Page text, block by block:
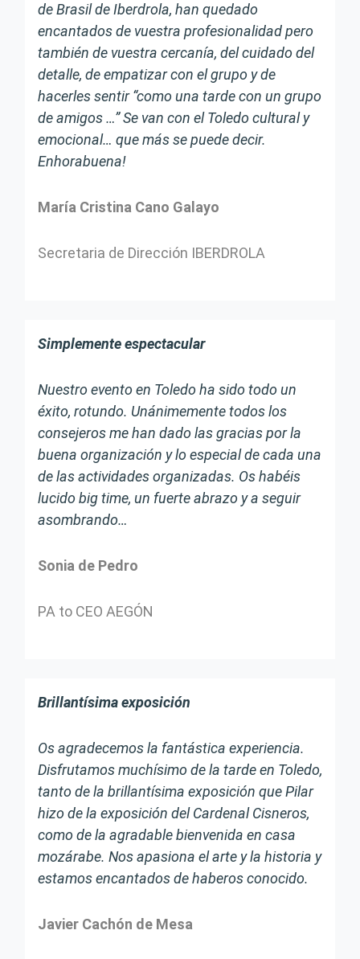
de Brasil de Iberdrola, han quedado
encantados de vuestra profesionalidad pero
también de vuestra cercanía, del cuidado del
detalle, de empatizar con el grupo y de
hacerles sentir “como una tarde con un grupo
de amigos …” Se van con el Toledo cultural y
emocional… que más se puede decir.
Enhorabuena!
María Cristina Cano Galayo
Secretaria de Dirección IBERDROLA
Simplemente espectacular
Nuestro evento en Toledo ha sido todo un
éxito, rotundo. Unánimemente todos los
consejeros me han dado las gracias por la
buena organización y lo especial de cada una
de las actividades organizadas. Os habéis
lucido big time, un fuerte abrazo y a seguir
asombrando…
Sonia de Pedro
PA to CEO AEGÓN
Brillantísima exposición
Os agradecemos la fantástica experiencia.
Disfrutamos muchísimo de la tarde en Toledo,
tanto de la brillantísima exposición que Pilar
hizo de la exposición del Cardenal Cisneros,
como de la agradable bienvenida en casa
mozárabe. Nos apasiona el arte y la historia y
estamos encantados de haberos conocido.
Javier Cachón de Mesa